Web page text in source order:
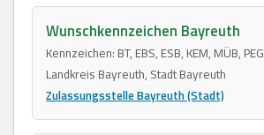
Wunschkennzeichen Bayreuth
Kennzeichen: BT, EBS, ESB, KEM, MÜB, PEG
Landkreis Bayreuth, Stadt Bayreuth
Zulassungsstelle Bayreuth (Stadt)